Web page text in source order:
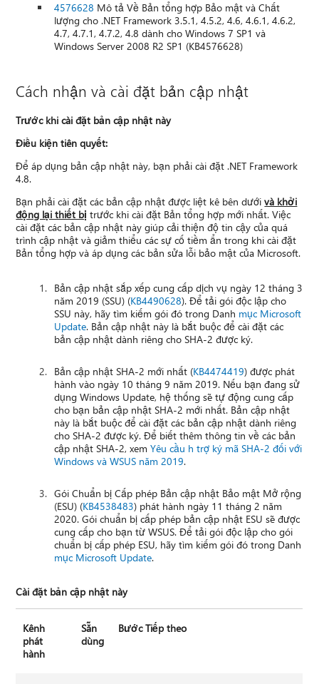
4576628 Mô tả Về Bản tổng hợp Bảo mật và Chất
lượng cho .NET Framework 3.5.1, 4.5.2, 4.6, 4.6.1, 4.6.2,
4.7, 4.7.1, 4.7.2, 4.8 dành cho Windows 7 SP1 và
Windows Server 2008 R2 SP1 (KB4576628)
Cách nhận và cài đặt bản cập nhật
Trước khi cài đặt bản cập nhật này
Điều kiện tiên quyết:
Để áp dụng bản cập nhật này, bạn phải cài đặt .NET Framework
4.8.
Bạn phải cài đặt các bản cập nhật được liệt kê bên dướivà khởi
động lại thiết bị trước khi cài đặt Bản tổng hợp mới nhất. Việc
cài đặt các bản cập nhật này giúp cải thiện độ tin cậy của quá
trình cập nhật và giảm thiểu các sự cố tiềm ẩn trong khi cài đặt
Bản tổng hợp và áp dụng các bản sửa lỗi bảo mật của Microsoft.
Bản cập nhật sắp xếp cung cấp dịch vụ ngày 12 tháng 3
năm 2019 (SSU) (KB4490628). Để tải gói độc lập cho
SSU này, hãy tìm kiếm gói đó trong Danh mục Microsoft
Update. Bản cập nhật này là bắt buộc để cài đặt các
bản cập nhật dành riêng cho SHA-2 được ký.
Bản cập nhật SHA-2 mới nhất (KB4474419) được phát
hành vào ngày 10 tháng 9 năm 2019. Nếu bạn đang sử
dụng Windows Update, hệ thống sẽ tự động cung cấp
cho bạn bản cập nhật SHA-2 mới nhất. Bản cập nhật
này là bắt buộc để cài đặt các bản cập nhật dành riêng
cho SHA-2 được ký. Để biết thêm thông tin về các bản
cập nhật SHA-2, xemYêu cầu h trợ ký mã SHA-2 đối với
Windows và WSUS năm 2019.
Gói Chuẩn bị Cấp phép Bản cập nhật Bảo mật Mở rộng
(ESU) (KB4538483) phát hành ngày 11 tháng 2 năm
2020. Gói chuẩn bị cấp phép bản cập nhật ESU sẽ được
cung cấp cho bạn từ WSUS. Để tải gói độc lập cho gói
chuẩn bị cấp phép ESU, hãy tìm kiếm gói đó trong Danh
mục Microsoft Update.
Cài đặt bản cập nhật này
Kênh
phát
hành
Sẵn
dùng
Bước Tiếp theo